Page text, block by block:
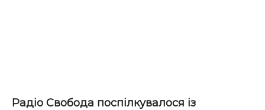
Радіо Свобода поспілкувалося із